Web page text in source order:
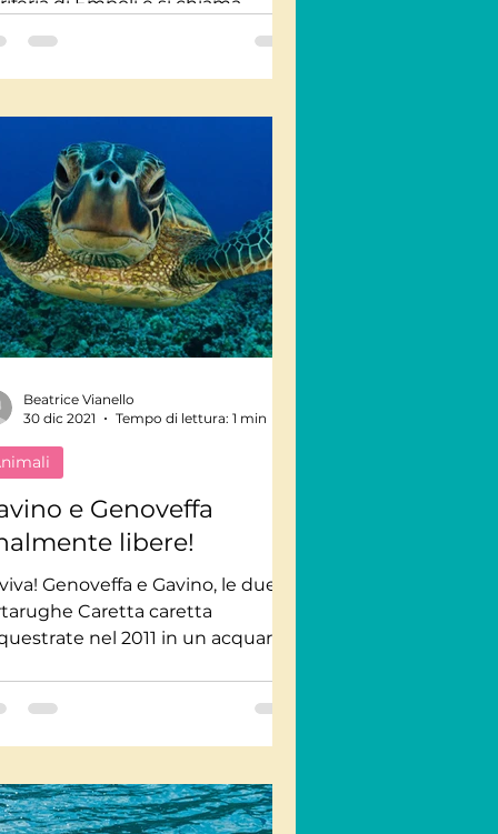
Cetras. Il nome sta...
e Genoveffa
libere!
Genoveffa e Gavino, le due
Caretta caretta
nel 2011 in un acquario
Beatrice Vianello
30 dic 2021
Tempo di lettura: 1 min